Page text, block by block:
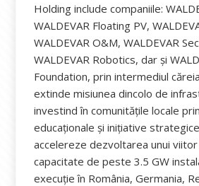
Holding include companiile:
WALDEVAR Floating PV,
WALDEVAR O&M, WALDEVAR
WALDEVAR Robotics, dar și
Foundation, prin intermediul
extinde misiunea dincolo de
investind în comunitățile locale
educaționale și inițiative
accelereze dezvoltarea unui viitor
capacitate de peste 3.5 GW
execuție în România, Germania,